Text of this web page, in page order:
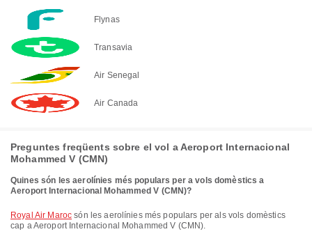
Flynas
Transavia
Air Senegal
Air Canada
Preguntes freqüents sobre el vol a Aeroport Internacional
Mohammed V (CMN)
Quines són les aerolínies més populars per a vols domèstics a
Aeroport Internacional Mohammed V (CMN)?
Royal Air Maroc són les aerolínies més populars per als vols domèstics
cap a Aeroport Internacional Mohammed V (CMN).